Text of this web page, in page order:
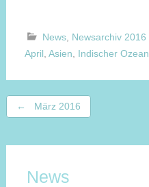
News, Newsarchiv 2016
April Asien Indischer Ozean
Beitragsnavigation
← März 2016
News